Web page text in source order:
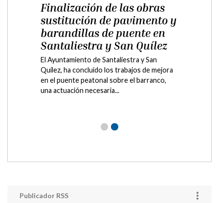
Finalización de las obras
sustitución de pavimento y
barandillas de puente en
Santaliestra y San Quílez
El Ayuntamiento de Santaliestra y San
Quílez, ha concluido los trabajos de mejora
en el puente peatonal sobre el barranco,
una actuación necesaria...
Publicador RSS